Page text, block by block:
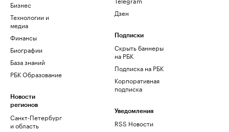
Бизнес
Технологии и
медиа
Финансы
Биографии
База знаний
РБК Образование
Новости
регионов
Санкт-Петербург
и область
Дзен
Подписки
Скрыть баннеры
на РБК
Подписка на РБК
Корпоративная
подписка
Уведомления
RSS Новости